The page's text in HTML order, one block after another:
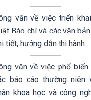
văn về việc triển
Báo chí và các văn
tiết, hướng dẫn thi hành
văn về việc phổ biến
báo cáo thường niên
khoa học và công